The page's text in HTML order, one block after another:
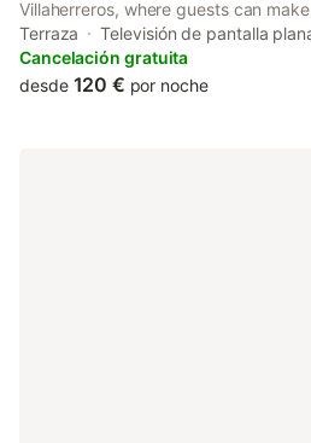
Villaherreros, where guests can
barbecue facilities. Guests can
outdoor fireplace.
Terraza Televisión de pantalla
Cancelación gratuita
desde 120 € por noche